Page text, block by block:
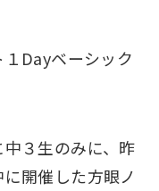
Dayベーシック
３生のみに、昨
開催した方眼ノ